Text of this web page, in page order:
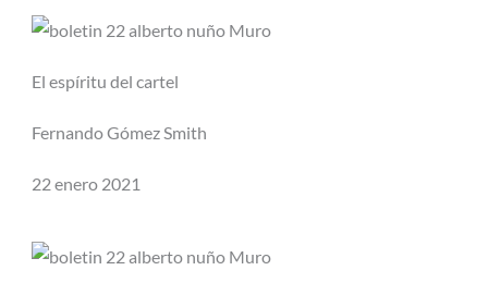
El espíritu del cartel
Fernando Gómez Smith
22 enero 2021